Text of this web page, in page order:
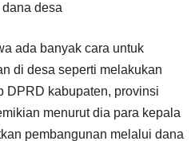
desa
ada banyak cara untuk
di desa seperti melakukan
DPRD kabupaten, provinsi
menurut dia para kepala
pembangunan melalui dana